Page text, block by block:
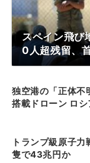
スペイン飛び
0人超残留、
独空港の「正体不
搭載ドローン ロ
トランプ級原子
隻で43兆円か